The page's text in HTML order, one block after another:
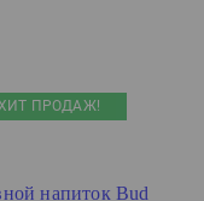
ПРОДАЖ!